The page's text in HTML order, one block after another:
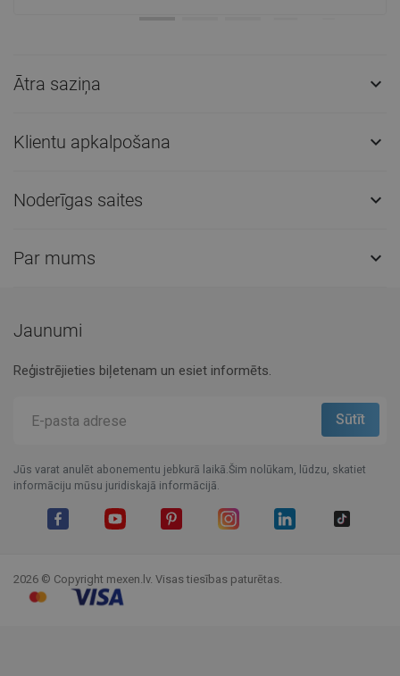
Ātra saziņa 
Klientu apkalpošana 
Noderīgas saites 
Par mums 
Jaunumi
Reģistrējieties biļetenam un esiet informēts.
Jūs varat anulēt abonementu jebkurā laikā.Šim nolūkam, lūdzu, skatiet
informāciju mūsu juridiskajā informācijā.
2026 © Copyright mexen.lv. Visas tiesības paturētas.